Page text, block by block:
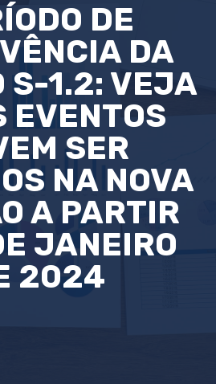
DE
DA
S-1.2: VEJA
EVENTOS
SER
NA NOVA
A PARTIR
JANEIRO
2024